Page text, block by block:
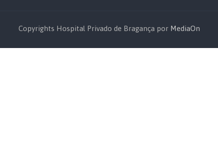
Copyrights Hospital Privado de Bragança por MediaOn